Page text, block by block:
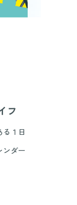
フ
１日
ンダー